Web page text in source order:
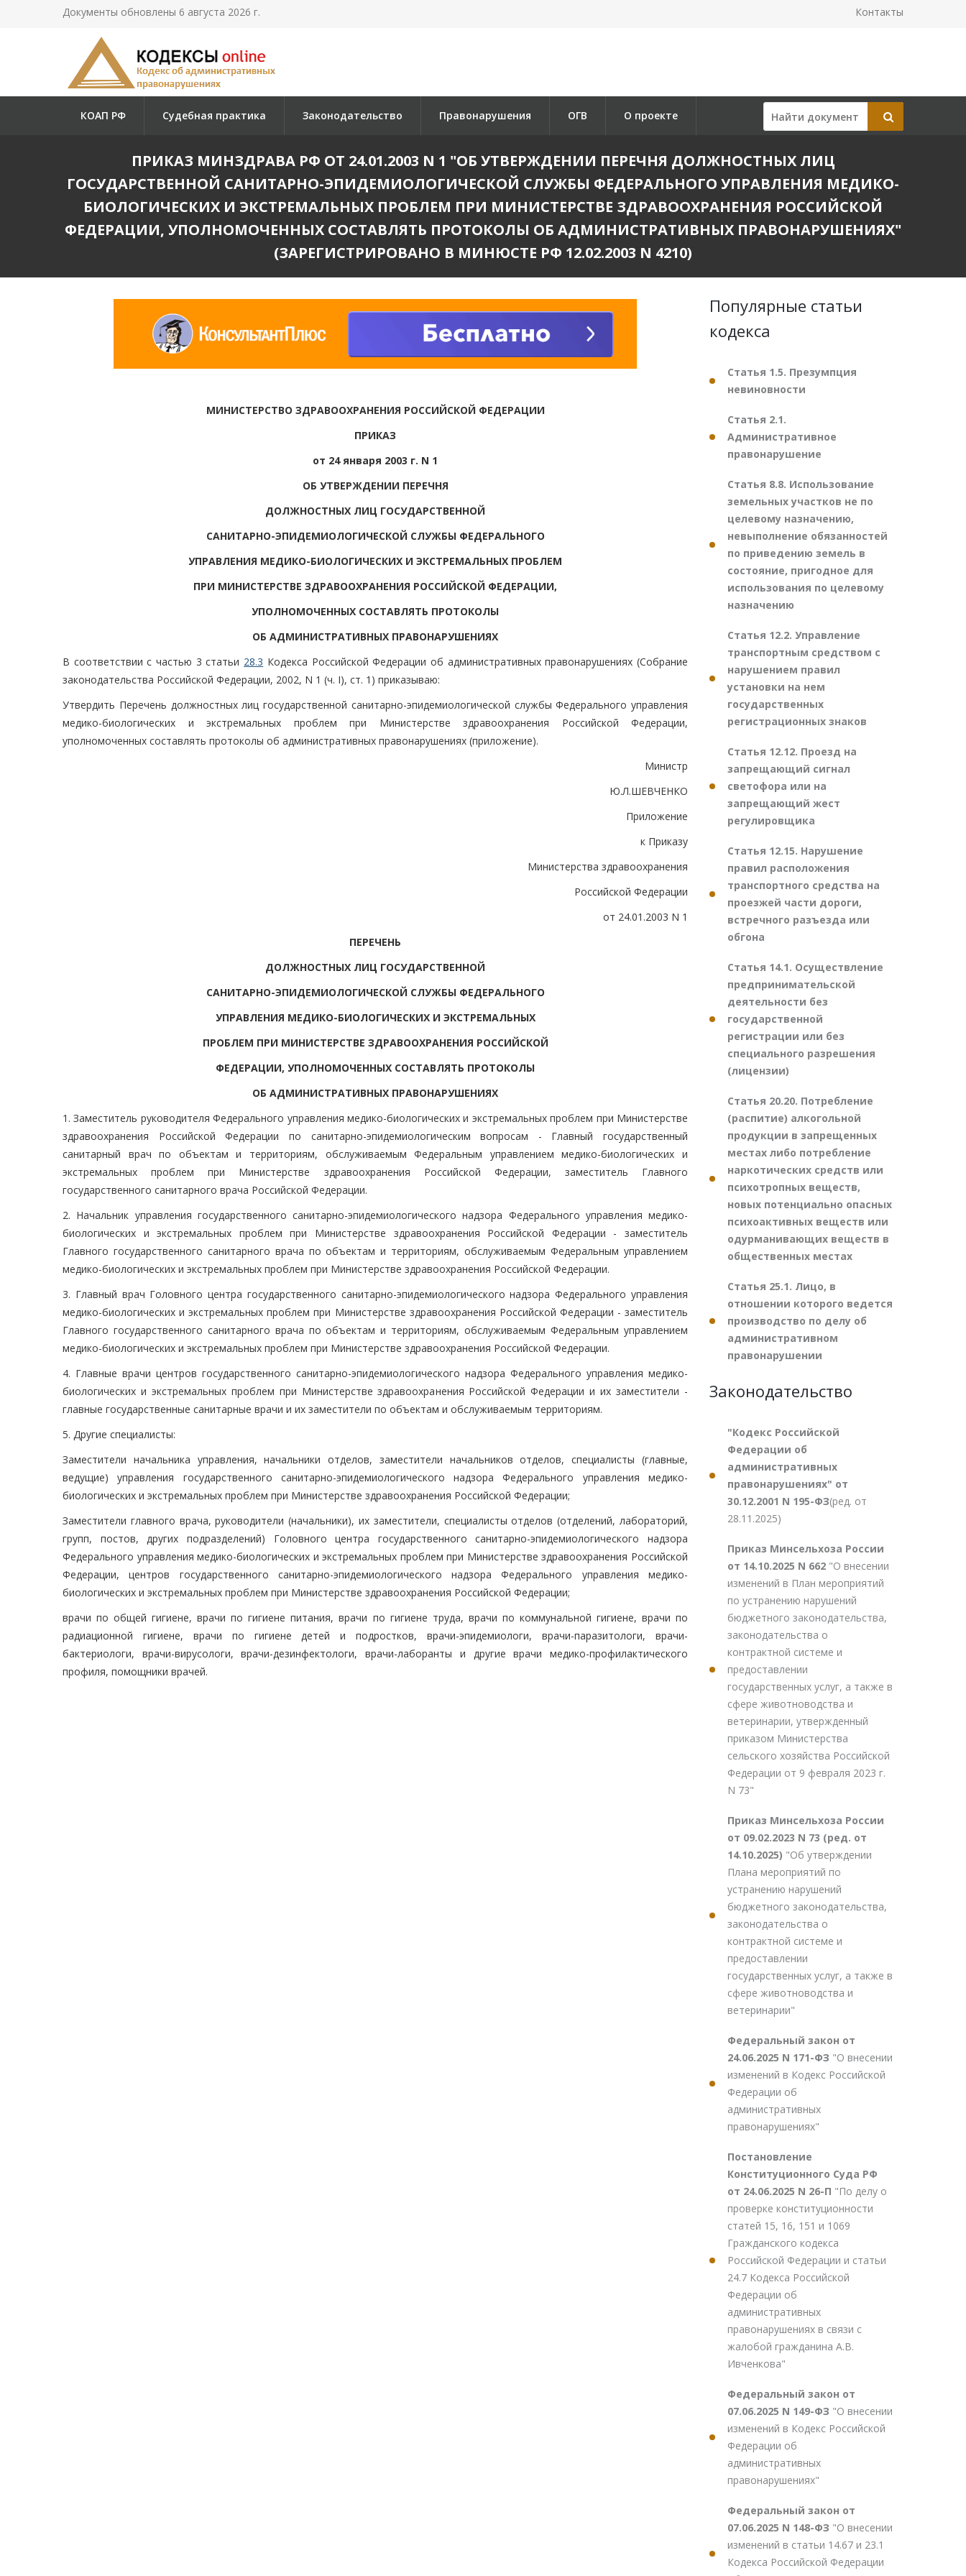
Документы обновлены 6 августа 2026 г. Контакты
КОАП РФ Судебная практика Законодательство Правонарушения ОГВ О проекте
ПРИКАЗ МИНЗДРАВА РФ ОТ 24.01.2003 N 1 "ОБ УТВЕРЖДЕНИИ ПЕРЕЧНЯ ДОЛЖНОСТНЫХ ЛИЦ
ГОСУДАРСТВЕННОЙ САНИТАРНО-ЭПИДЕМИОЛОГИЧЕСКОЙ СЛУЖБЫ ФЕДЕРАЛЬНОГО УПРАВЛЕНИЯ МЕДИКО-
БИОЛОГИЧЕСКИХ И ЭКСТРЕМАЛЬНЫХ ПРОБЛЕМ ПРИ МИНИСТЕРСТВЕ ЗДРАВООХРАНЕНИЯ РОССИЙСКОЙ
ФЕДЕРАЦИИ, УПОЛНОМОЧЕННЫХ СОСТАВЛЯТЬ ПРОТОКОЛЫ ОБ АДМИНИСТРАТИВНЫХ ПРАВОНАРУШЕНИЯХ"
(ЗАРЕГИСТРИРОВАНО В МИНЮСТЕ РФ 12.02.2003 N 4210)
МИНИСТЕРСТВО ЗДРАВООХРАНЕНИЯ РОССИЙСКОЙ ФЕДЕРАЦИИ
ПРИКАЗ
от 24 января 2003 г. N 1
ОБ УТВЕРЖДЕНИИ ПЕРЕЧНЯ
ДОЛЖНОСТНЫХ ЛИЦ ГОСУДАРСТВЕННОЙ
САНИТАРНО-ЭПИДЕМИОЛОГИЧЕСКОЙ СЛУЖБЫ ФЕДЕРАЛЬНОГО
УПРАВЛЕНИЯ МЕДИКО-БИОЛОГИЧЕСКИХ И ЭКСТРЕМАЛЬНЫХ ПРОБЛЕМ
ПРИ МИНИСТЕРСТВЕ ЗДРАВООХРАНЕНИЯ РОССИЙСКОЙ ФЕДЕРАЦИИ,
УПОЛНОМОЧЕННЫХ СОСТАВЛЯТЬ ПРОТОКОЛЫ
ОБ АДМИНИСТРАТИВНЫХ ПРАВОНАРУШЕНИЯХ
В соответствии с частью 3 статьи 28.3 Кодекса Российской Федерации об административных правонарушениях (Собрание
законодательства Российской Федерации, 2002, N 1 (ч. I), ст. 1) приказываю:
Утвердить Перечень должностных лиц государственной санитарно-эпидемиологической службы Федерального управления
медико-биологических и экстремальных проблем при Министерстве здравоохранения Российской Федерации,
уполномоченных составлять протоколы об административных правонарушениях (приложение).
Министр
Ю.Л.ШЕВЧЕНКО
Приложение
к Приказу
Министерства здравоохранения
Российской Федерации
от 24.01.2003 N 1
ПЕРЕЧЕНЬ
ДОЛЖНОСТНЫХ ЛИЦ ГОСУДАРСТВЕННОЙ
САНИТАРНО-ЭПИДЕМИОЛОГИЧЕСКОЙ СЛУЖБЫ ФЕДЕРАЛЬНОГО
УПРАВЛЕНИЯ МЕДИКО-БИОЛОГИЧЕСКИХ И ЭКСТРЕМАЛЬНЫХ
ПРОБЛЕМ ПРИ МИНИСТЕРСТВЕ ЗДРАВООХРАНЕНИЯ РОССИЙСКОЙ
ФЕДЕРАЦИИ, УПОЛНОМОЧЕННЫХ СОСТАВЛЯТЬ ПРОТОКОЛЫ
ОБ АДМИНИСТРАТИВНЫХ ПРАВОНАРУШЕНИЯХ
1. Заместитель руководителя Федерального управления медико-биологических и экстремальных проблем при Министерстве
здравоохранения Российской Федерации по санитарно-эпидемиологическим вопросам - Главный государственный
санитарный врач по объектам и территориям, обслуживаемым Федеральным управлением медико-биологических и
экстремальных проблем при Министерстве здравоохранения Российской Федерации, заместитель Главного
государственного санитарного врача Российской Федерации.
2. Начальник управления государственного санитарно-эпидемиологического надзора Федерального управления медико-
биологических и экстремальных проблем при Министерстве здравоохранения Российской Федерации - заместитель
Главного государственного санитарного врача по объектам и территориям, обслуживаемым Федеральным управлением
медико-биологических и экстремальных проблем при Министерстве здравоохранения Российской Федерации.
3. Главный врач Головного центра государственного санитарно-эпидемиологического надзора Федерального управления
медико-биологических и экстремальных проблем при Министерстве здравоохранения Российской Федерации - заместитель
Главного государственного санитарного врача по объектам и территориям, обслуживаемым Федеральным управлением
медико-биологических и экстремальных проблем при Министерстве здравоохранения Российской Федерации.
4. Главные врачи центров государственного санитарно-эпидемиологического надзора Федерального управления медико-
биологических и экстремальных проблем при Министерстве здравоохранения Российской Федерации и их заместители -
главные государственные санитарные врачи и их заместители по объектам и обслуживаемым территориям.
5. Другие специалисты:
Заместители начальника управления, начальники отделов, заместители начальников отделов, специалисты (главные,
ведущие) управления государственного санитарно-эпидемиологического надзора Федерального управления медико-
биологических и экстремальных проблем при Министерстве здравоохранения Российской Федерации;
Заместители главного врача, руководители (начальники), их заместители, специалисты отделов (отделений, лабораторий,
групп, постов, других подразделений) Головного центра государственного санитарно-эпидемиологического надзора
Федерального управления медико-биологических и экстремальных проблем при Министерстве здравоохранения Российской
Федерации, центров государственного санитарно-эпидемиологического надзора Федерального управления медико-
биологических и экстремальных проблем при Министерстве здравоохранения Российской Федерации;
врачи по общей гигиене, врачи по гигиене питания, врачи по гигиене труда, врачи по коммунальной гигиене, врачи по
радиационной гигиене, врачи по гигиене детей и подростков, врачи-эпидемиологи, врачи-паразитологи, врачи-
бактериологи, врачи-вирусологи, врачи-дезинфектологи, врачи-лаборанты и другие врачи медико-профилактического
профиля, помощники врачей.
Популярные статьи
кодекса
Статья 1.5. Презумпция
невиновности
Статья 2.1.
Административное
правонарушение
Статья 8.8. Использование
земельных участков не по
целевому назначению,
невыполнение обязанностей
по приведению земель в
состояние, пригодное для
использования по целевому
назначению
Статья 12.2. Управление
транспортным средством с
нарушением правил
установки на нем
государственных
регистрационных знаков
Статья 12.12. Проезд на
запрещающий сигнал
светофора или на
запрещающий жест
регулировщика
Статья 12.15. Нарушение
правил расположения
транспортного средства на
проезжей части дороги,
встречного разъезда или
обгона
Статья 14.1. Осуществление
предпринимательской
деятельности без
государственной
регистрации или без
специального разрешения
(лицензии)
Статья 20.20. Потребление
(распитие) алкогольной
продукции в запрещенных
местах либо потребление
наркотических средств или
психотропных веществ,
новых потенциально опасных
психоактивных веществ или
одурманивающих веществ в
общественных местах
Статья 25.1. Лицо, в
отношении которого ведется
производство по делу об
административном
правонарушении
Законодательство
"Кодекс Российской
Федерации об
административных
правонарушениях" от
30.12.2001 N 195-ФЗ(ред. от
28.11.2025)
Приказ Минсельхоза России
от 14.10.2025 N 662 "О внесении
изменений в План мероприятий
по устранению нарушений
бюджетного законодательства,
законодательства о
контрактной системе и
предоставлении
государственных услуг, а также в
сфере животноводства и
ветеринарии, утвержденный
приказом Министерства
сельского хозяйства Российской
Федерации от 9 февраля 2023 г.
N 73"
Приказ Минсельхоза России
от 09.02.2023 N 73 (ред. от
14.10.2025) "Об утверждении
Плана мероприятий по
устранению нарушений
бюджетного законодательства,
законодательства о
контрактной системе и
предоставлении
государственных услуг, а также в
сфере животноводства и
ветеринарии"
Федеральный закон от
24.06.2025 N 171-ФЗ "О внесении
изменений в Кодекс Российской
Федерации об
административных
правонарушениях"
Постановление
Конституционного Суда РФ
от 24.06.2025 N 26-П "По делу о
проверке конституционности
статей 15, 16, 151 и 1069
Гражданского кодекса
Российской Федерации и статьи
24.7 Кодекса Российской
Федерации об
административных
правонарушениях в связи с
жалобой гражданина А.В.
Ивченкова"
Федеральный закон от
07.06.2025 N 149-ФЗ "О внесении
изменений в Кодекс Российской
Федерации об
административных
правонарушениях"
Федеральный закон от
07.06.2025 N 148-ФЗ "О внесении
изменений в статьи 14.67 и 23.1
Кодекса Российской Федерации